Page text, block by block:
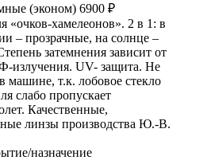
(эконом) 6900 ₽
«очков-хамелеонов». 2 в 1: в
– прозрачные, на солнце –
затемнения зависит от
излучения. UV- защита. Не
машине, т.к. лобовое стекло
слабо пропускает
Качественные,
линзы производства Ю.-В.
назначение